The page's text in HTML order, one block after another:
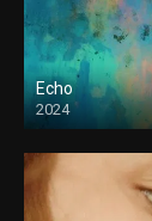
Echo
2024